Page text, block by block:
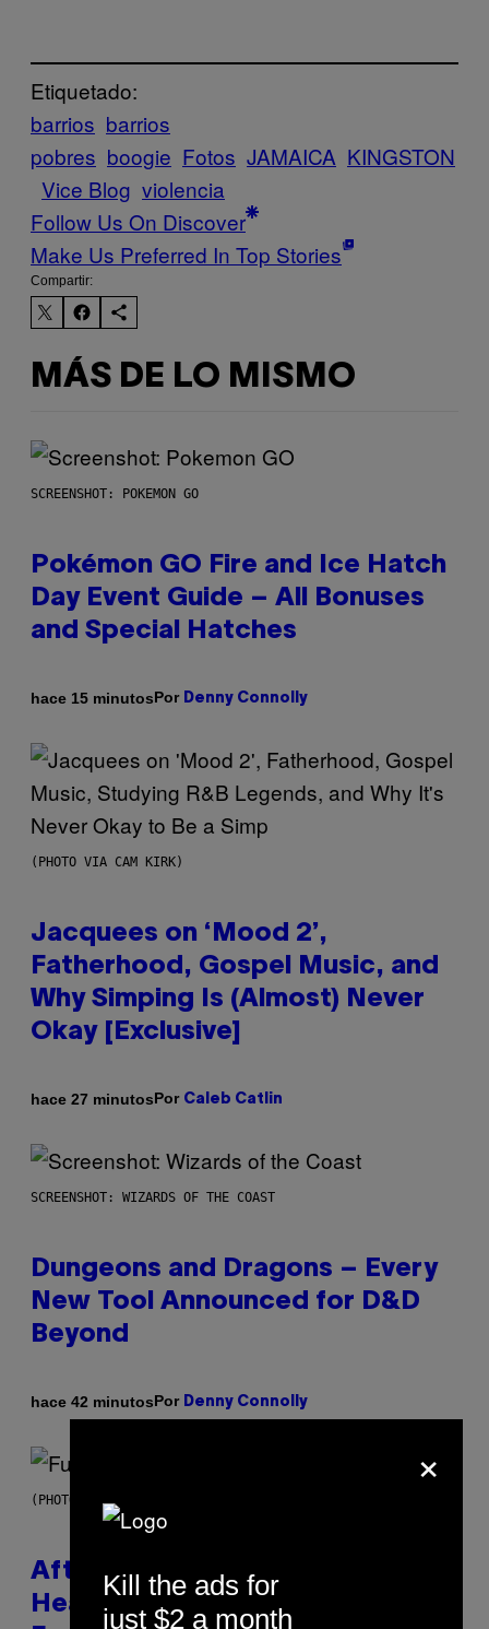
Etiquetado:
barrios barrios
pobres boogie Fotos JAMAICA KINGSTON
Vice Blog violencia
Follow Us On Discover
Make Us Preferred In Top Stories
Compartir:
MÁS DE LO MISMO
SCREENSHOT: POKEMON GO
Pokémon GO Fire and Ice Hatch
Day Event Guide – All Bonuses
and Special Hatches
hace 15 minutosPor Denny Connolly
(PHOTO VIA CAM KIRK)
Jacquees on ‘Mood 2’,
Fatherhood, Gospel Music, and
Why Simping Is (Almost) Never
Okay [Exclusive]
hace 27 minutosPor Caleb Catlin
SCREENSHOT: WIZARDS OF THE COAST
Dungeons and Dragons – Every
New Tool Announced for D&D
Beyond
hace 42 minutosPor Denny Connolly
(PHOTO BY JEREMYCHANPHOTOGRAPHY/GETTY IMAGES)
After 30 Years and an ‘Incredible
Healing Process,’ New Music
×
Kill the ads for
just $2 a month